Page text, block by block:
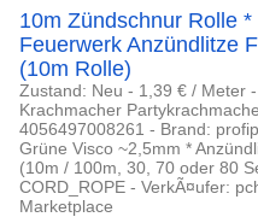
10m Zündschnur Rolle
Feuerwerk Anzündlitze
(10m Rolle)
Zustand: Neu - 1,39 € / Meter
Krachmacher
4056497008261 - Brand:
Grüne Visco ~2,5mm *
(10m / 100m, 30, 70 oder 80
CORD_ROPE - VerkÃ¤ufer:
Marketplace